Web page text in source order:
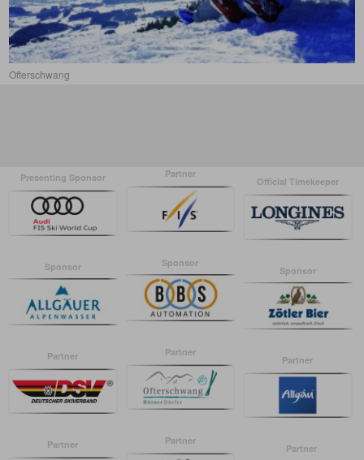
Ofterschwang
Presenting Sponsor Partner
Official Timekeeper
Sponsor Sponsor
Sponsor
Partner Partner
Partner
Partner Partner
Partner